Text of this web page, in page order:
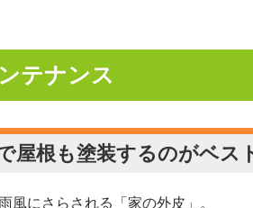
テナンス
屋根も塗装するのがベス
風にさらされる「家の外皮」。